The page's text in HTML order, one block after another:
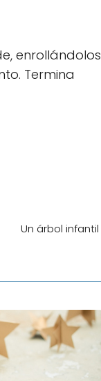
enrollándolos
Termina
Un árbol infantil